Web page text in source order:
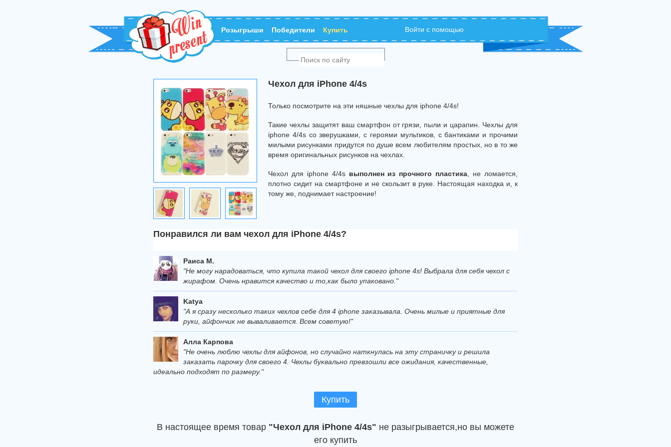
Розыгрыши Победители Купить Войти с помощью
Чехол для iPhone 4/4s
Только посмотрите на эти няшные чехлы для iphone 4/4s!
Такие чехлы защитят ваш смартфон от грязи, пыли и царапин. Чехлы для
iphone 4/4s со зверушками, с героями мультиков, с бантиками и прочими
милыми рисунками придутся по душе всем любителям простых, но в то же
время оригинальных рисунков на чехлах.
Чехол для iphone 4/4s выполнен из прочного пластика , не ломается,
плотно сидит на смартфоне и не скользит в руке. Настоящая находка и, к
тому же, поднимает настроение!
Понравился ли вам чехол для iPhone 4/4s?
Раиса М.
"Не могу нарадоваться, что купила такой чехол для своего iphone 4s! Выбрала для себя чехол с
жирафом. Очень нравится качество и то,как было упаковано."
Katya
"А я сразу несколько таких чехлов себе для 4 iphone заказывала. Очень милые и приятные для
руки, айфончик не вываливается. Всем советую!"
Алла Карпова
"Не очень люблю чехлы для айфонов, но случайно наткнулась на эту страничку и решила
заказать парочку для своего 4. Чехлы буквально превзошли все ожидания, качественные,
идеально подходят по размеру."
Купить
В настоящее время товар "Чехол для iPhone 4/4s" не разыгрывается,но вы можете
его купить